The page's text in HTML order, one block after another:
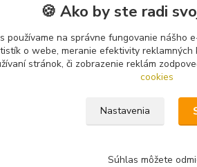
🍪 Ako by ste radi
používame na správne fungovanie nášho
o webe, meranie efektivity
stránok, či zobrazenie reklám
cookies
Nastavenia
Súhlas môžete